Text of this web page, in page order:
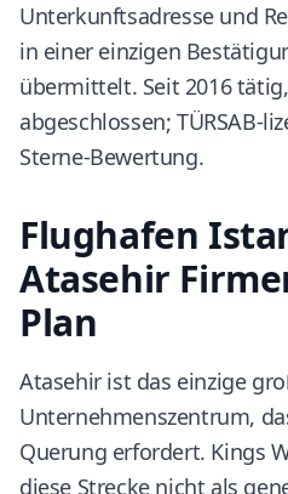
Unterkunftsadresse und
in einer einzigen
übermittelt. Seit 2016
abgeschlossen; TÜRSAB-
Sterne-Bewertung.
Flughafen
Atasehir
Plan
Atasehir ist das einzige
Unternehmenszentrum,
Querung erfordert. Kings
diese Strecke nicht als